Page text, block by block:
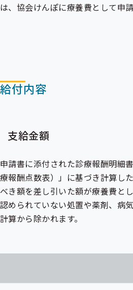
は、協会けんぽに療養費として申
給付内容
支給金額
申請書に添付された診療報酬明細
療報酬点数表）」に基づき計算し
べき額を差し引いた額が療養費と
認められていない処置や薬剤、病
計算から除かれます。